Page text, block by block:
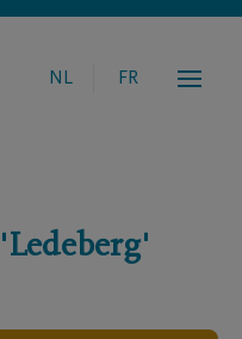
NL FR
'Ledeberg'